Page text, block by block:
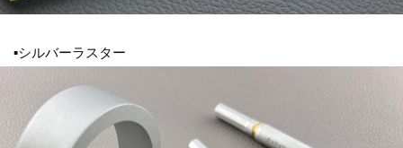
▪シルバーラスター